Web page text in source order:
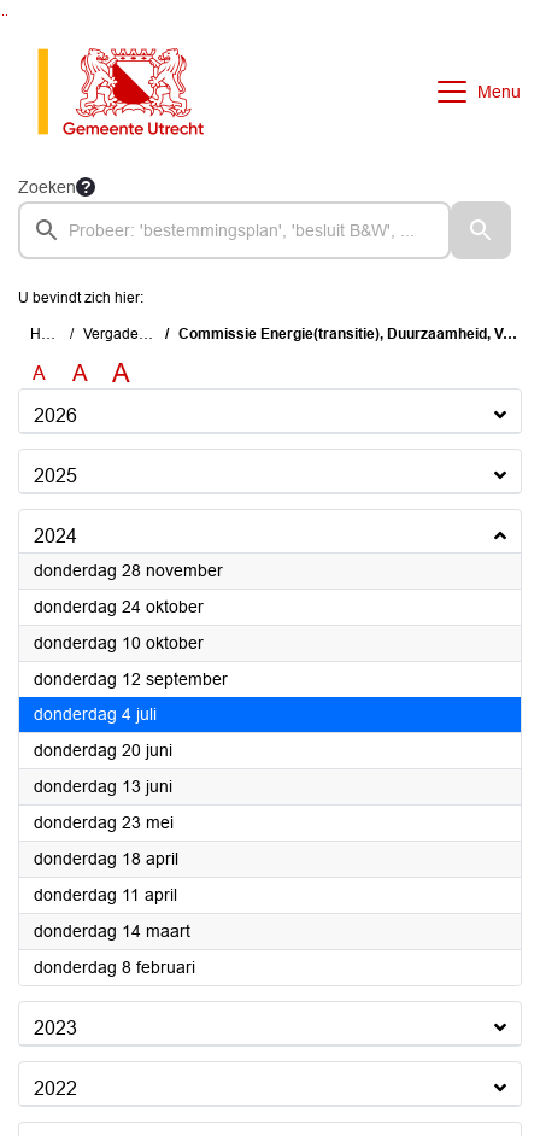
Menu
Zoeken
U bevindt zich hier:
Home Vergaderingen Commissie Energie(transitie), Duurzaamheid, Vastgoed en Wonen
A A A
2026
2025
2024
donderdag 28 november2024
donderdag 24 oktober2024
donderdag 10 oktober2024
donderdag 12 september2024
donderdag 4 juli2024
donderdag 20 juni2024
donderdag 13 juni2024
donderdag 23 mei2024
donderdag 18 april2024
donderdag 11 april2024
donderdag 14 maart2024
donderdag 8 februari2024
2023
2022